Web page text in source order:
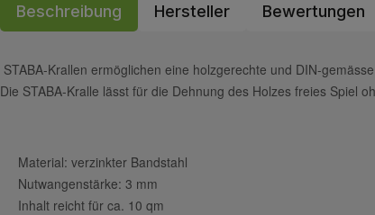
Beschreibung Hersteller Bewertungen
STABA-Krallen ermöglichen eine holzgerechte und DIN-
Die STABA-Kralle lässt für die Dehnung des Holzes freies Spiel
Material: verzinkter Bandstahl
Nutwangenstärke: 3 mm
Inhalt reicht für ca. 10 qm